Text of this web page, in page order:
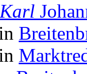
Karl